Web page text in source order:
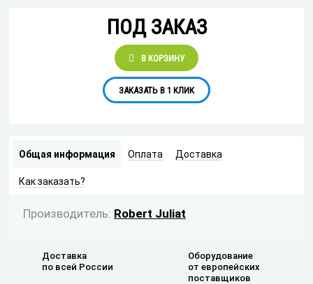
Общая информация Оплата Доставка
Как заказать?
Производитель: Robert Juliat
ПОД ЗАКАЗ
В КОРЗИНУ
ЗАКАЗАТЬ В 1 КЛИК
Доставка
по всей России
Оборудование
от европейских
поставщиков